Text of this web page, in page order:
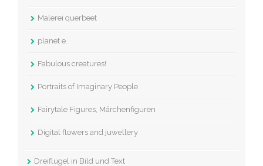
Malerei querbeet
planet e.
Fabulous creatures!
Portraits of Imaginary People
Fairytale Figures, Märchenfiguren
Digital flowers and juwellery
Dreiflügel in Bild und Text